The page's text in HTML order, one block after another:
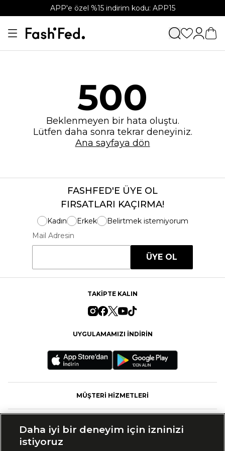
APP'e özel %15 indirim kodu: APP15
500
Beklenmeyen bir hata oluştu.
Lütfen daha sonra tekrar deneyiniz.
Ana sayfaya dön
FASHFED'E ÜYE OL
FIRSATLARI KAÇIRMA!
Kadın Erkek
Belirtmek istemiyorum
Mail Adresin
ÜYE OL
TAKİPTE KALIN
UYGULAMAMIZI İNDİRİN
MÜŞTERİ HİZMETLERİ
Daha iyi bir deneyim için izninizi
istiyoruz